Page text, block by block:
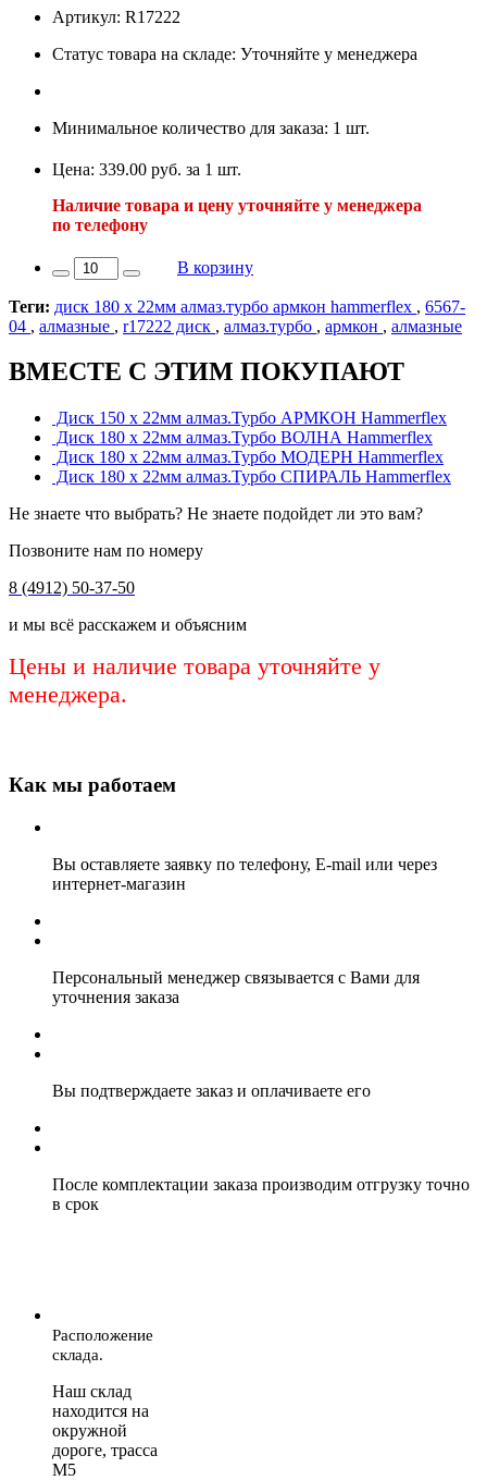
Артикул: R17222
Статус товара на складе: Уточняйте у менеджера
Минимальное количество для заказа: 1 шт.
Цена: 339.00 руб. за 1 шт.
Наличие товара и цену уточняйте у менеджера
по телефону
В корзину
Теги: диск 180 х 22мм алмаз.турбо армкон hammerflex , 6567-
04 , алмазные , r17222 диск , алмаз.турбо , армкон , алмазные
ВМЕСТЕ С ЭТИМ ПОКУПАЮТ
Диск 150 х 22мм алмаз.Турбо АРМКОН Hammerflex
Диск 180 х 22мм алмаз.Турбо ВОЛНА Hammerflex
Диск 180 х 22мм алмаз.Турбо МОДЕРН Hammerflex
Диск 180 х 22мм алмаз.Турбо СПИРАЛЬ Hammerflex
Не знаете что выбрать? Не знаете подойдет ли это вам?
Позвоните нам по номеру
8 (4912) 50-37-50
и мы всё расскажем и объясним
Цены и наличие товара уточняйте у
менеджера.
Как мы работаем
Вы оставляете заявку по телефону, E-mail или через
интернет-магазин
Персональный менеджер связывается с Вами для
уточнения заказа
Вы подтверждаете заказ и оплачиваете его
После комплектации заказа производим отгрузку точно
в срок
Расположение
склада.
Наш склад
находится на
окружной
дороге, трасса
М5